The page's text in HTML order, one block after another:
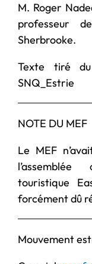
M. Roger
professeur
Sherbrooke.
Texte tiré
SNQ_Estrie
NOTE DU MEF
Le MEF
touristique
forcément dû
Mouvement